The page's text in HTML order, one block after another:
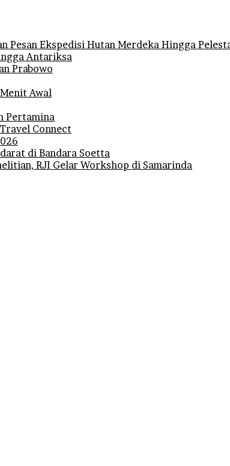
Pesan Ekspedisi Hutan Merdeka Hingga
Antariksa
Prabowo
Awal
Pertamina
Connect
di Bandara Soetta
RJI Gelar Workshop di Samarinda